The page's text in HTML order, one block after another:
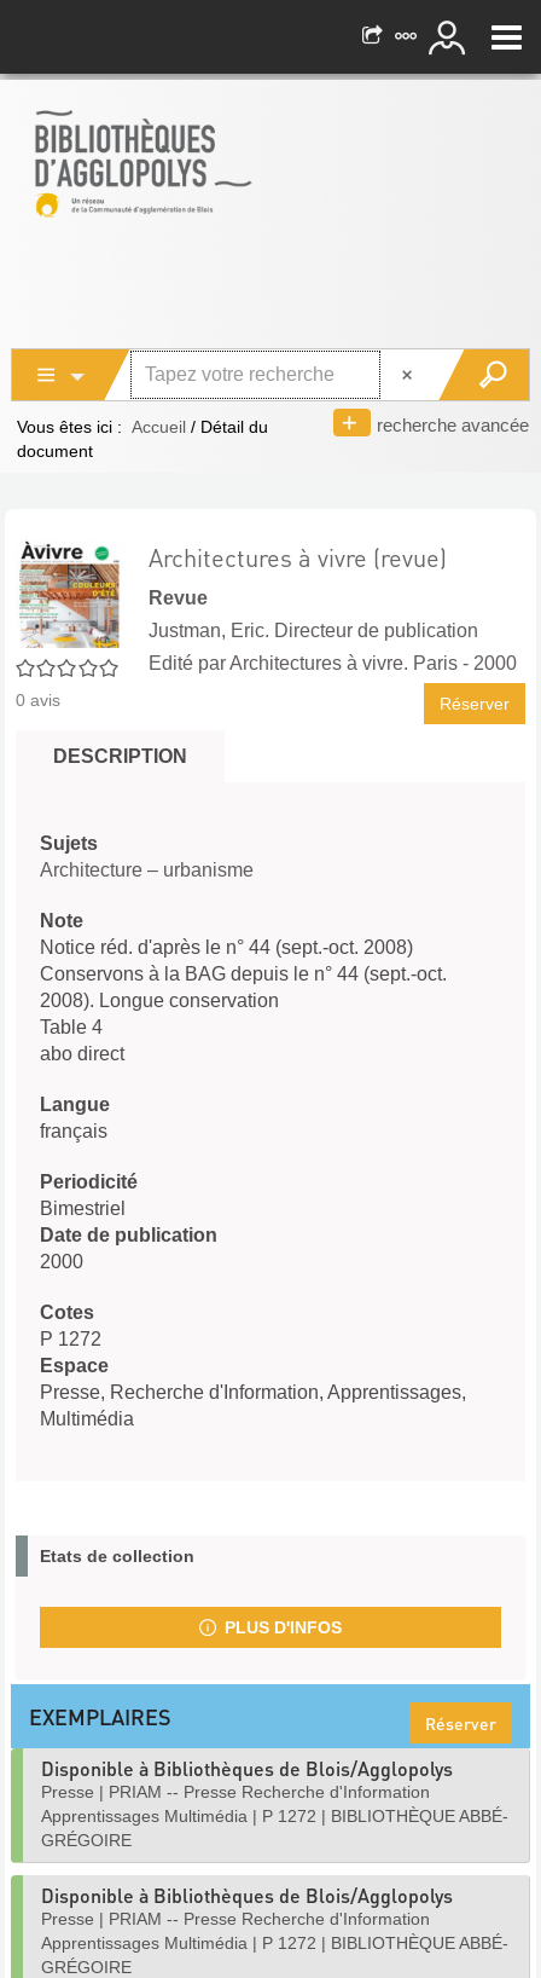
recherche avancée
Vous êtes ici : Accueil / Détail du
document
0/5
0 avis
Architectures à vivre (revue)
Revue
Justman, Eric. Directeur de publication
Edité parArchitectures à vivre. Paris - 2000
Réserver
DESCRIPTION
Sujets
Architecture – urbanisme
Note
Notice réd. d'après le n° 44 (sept.-oct. 2008)
Conservons à la BAG depuis le n° 44 (sept.-oct.
2008). Longue conservation
Table 4
abo direct
Langue
français
Periodicité
Bimestriel
Date de publication
2000
Cotes
P 1272
Espace
Presse, Recherche d'Information, Apprentissages,
Multimédia
Etats de collection
PLUS D'INFOS
EXEMPLAIRES Réserver
Disponible à Bibliothèques de Blois/Agglopolys
Presse | PRIAM -- Presse Recherche d'Information
Apprentissages Multimédia | P 1272 | BIBLIOTHÈQUE ABBÉ-
GRÉGOIRE
Disponible à Bibliothèques de Blois/Agglopolys
Presse | PRIAM -- Presse Recherche d'Information
Apprentissages Multimédia | P 1272 | BIBLIOTHÈQUE ABBÉ-
GRÉGOIRE